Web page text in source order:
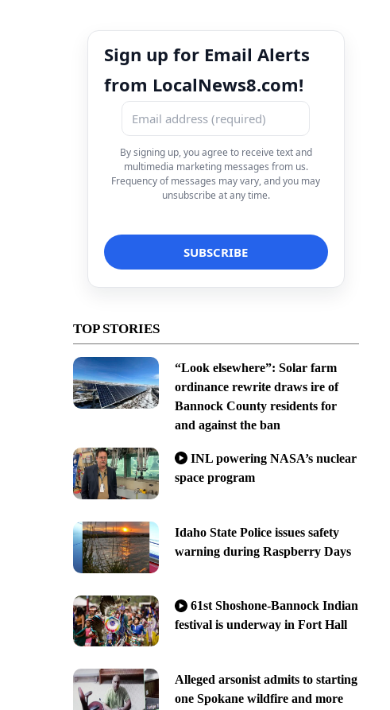
Sign up for Email Alerts
from LocalNews8.com!
By signing up, you agree to receive text and
multimedia marketing messages from us.
Frequency of messages may vary, and you may
unsubscribe at any time.
TOP STORIES
“Look elsewhere”: Solar farm
ordinance rewrite draws ire of
Bannock County residents for
and against the ban
INL powering NASA’s nuclear
space program
Idaho State Police issues safety
warning during Raspberry Days
61st Shoshone-Bannock Indian
festival is underway in Fort Hall
Alleged arsonist admits to starting
one Spokane wildfire and more